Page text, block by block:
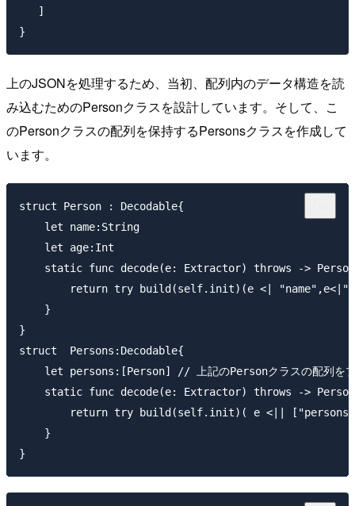
   ]
上のJSONを処理するため、当初、配列内のデータ構造を読
み込むためのPersonクラスを設計しています。そして、こ
のPersonクラスの配列を保持するPersonsクラスを作成して
います。
struct Person : Decodable{
    let name:String
    let age:Int
static func decode(e: Extractor) throws ->
return try build(self.init)(e <|
    }
}
struct  Persons:Decodable{
let persons:[Person] // 上記のPersonクラスの配列をプ
static func decode(e: Extractor) throws ->
return try build(self.init)( e <||
    }